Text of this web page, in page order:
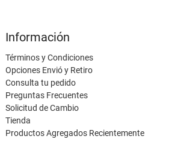
Información
Términos y Condiciones
Opciones Envió y Retiro
Consulta tu pedido
Preguntas Frecuentes
Solicitud de Cambio
Tienda
Productos Agregados Recientemente